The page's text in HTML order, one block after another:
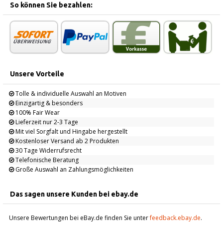
So können Sie bezahlen:
Unsere Vorteile
Tolle & individuelle Auswahl an Motiven
Einzigartig & besonders
100% Fair Wear
Lieferzeit nur 2-3 Tage
Mit viel Sorgfalt und Hingabe hergestellt
Kostenloser Versand ab 2 Produkten
30 Tage Widerrufsrecht
Telefonische Beratung
Große Auswahl an Zahlungsmöglichkeiten
Das sagen unsere Kunden bei ebay.de
Unsere Bewertungen bei eBay.de finden Sie unterfeedback.ebay.de.